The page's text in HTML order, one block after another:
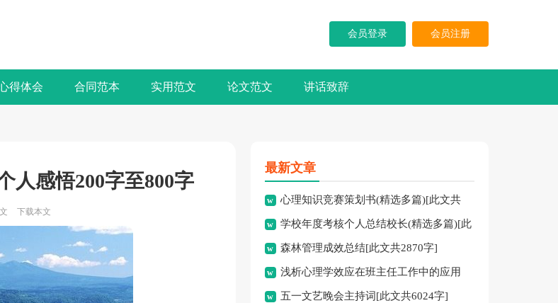
会员登录 会员注册
得体会 合同范本 实用范文 论文范文 讲话致辞
人感悟200字至800字
下载本文
最新文章
心理知识竞赛策划书(精选多篇)[此文共
5937字]
学校年度考核个人总结校长(精选多篇)[此
文共7741字]
森林管理成效总结[此文共2870字]
浅析心理学效应在班主任工作中的应用
五一文艺晚会主持词[此文共6024字]